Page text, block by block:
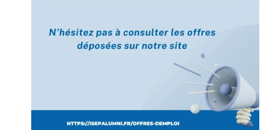
[Enquête IESF 2026] Top départ 🚀
👩‍🎓 Ingénieurs diplômés, vous avez jusqu’au 31
mai pour participer et faire entendre votre voix !
Depuis plus de 60 ans, cette enquête vise à établir
un panorama complet de la situation socio-
professionnelle des ingénieurs et scientifiques
français.
Prénom
Mot de passe